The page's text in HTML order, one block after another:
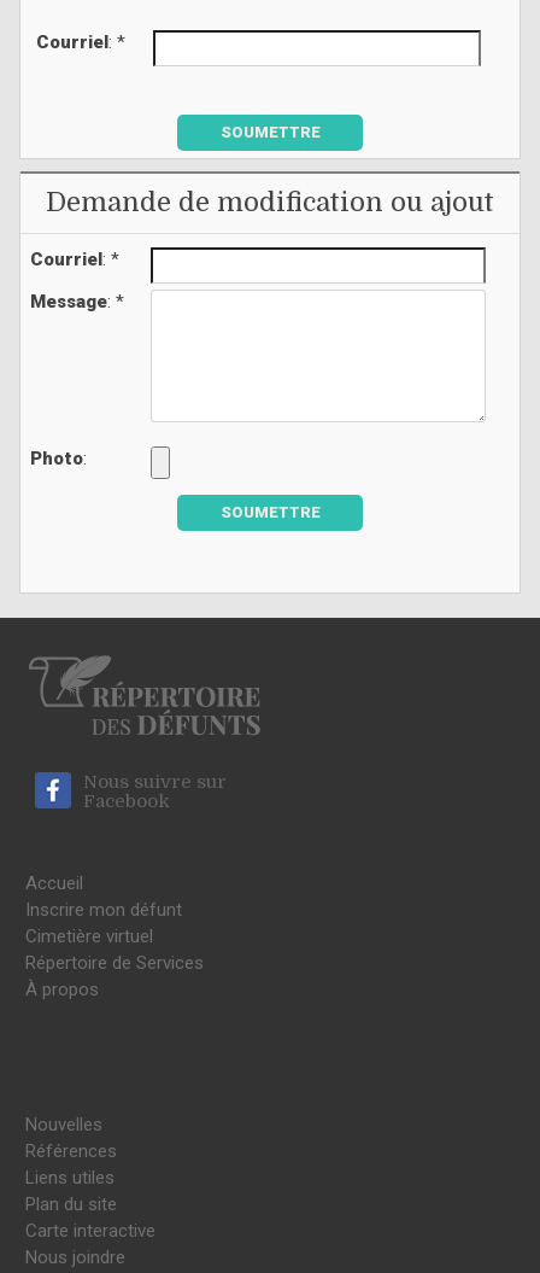
Courriel: *
SOUMETTRE
Demande de modification ou ajout
Courriel: *
Message: *
Photo:
SOUMETTRE
Nous suivre sur
Facebook
Accueil
Inscrire mon défunt
Cimetière virtuel
Répertoire de Services
À propos
Nouvelles
Références
Liens utiles
Plan du site
Carte interactive
Nous joindre